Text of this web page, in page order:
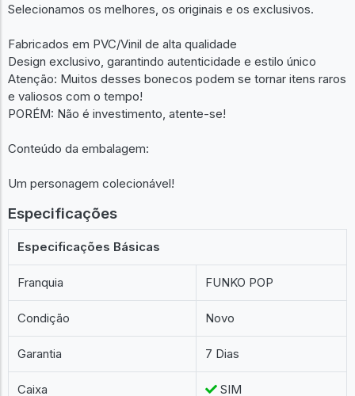
Selecionamos os melhores, os originais e os exclusivos.
Fabricados em PVC/Vinil de alta qualidade
Design exclusivo, garantindo autenticidade e estilo único
Atenção: Muitos desses bonecos podem se tornar itens raros
e valiosos com o tempo!
PORÉM: Não é investimento, atente-se!
Conteúdo da embalagem:
Um personagem colecionável!
Especificações
Especificações Básicas
Franquia FUNKO POP
Condição Novo
Garantia 7 Dias
Caixa SIM